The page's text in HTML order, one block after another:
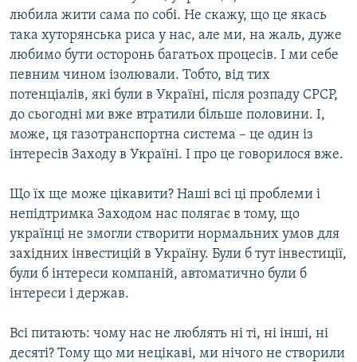
любила жити сама по собі. Не скажу, що це якась
така хуторянська риса у нас, але ми, на жаль, дуже
любимо бути осторонь багатьох процесів. І ми себе
певним чином ізолювали. Тобто, від тих
потенціалів, які були в Україні, після розпаду СРСР,
до сьогодні ми вже втратили більше половини. І,
може, ця газотранспортна система – це один із
інтересів Заходу в Україні. І про це говорилося вже.
Що їх ще може цікавити? Наші всі ці проблеми і
непідтримка Заходом нас полягає в тому, що
українці не змогли створити нормальних умов для
західних інвестицій в Україну. Були б тут інвестиції,
були б інтереси компаній, автоматично були б
інтереси і держав.
Всі питають: чому нас не люблять ні ті, ні інші, ні
десяті? Тому що ми нецікаві, ми нічого не створили